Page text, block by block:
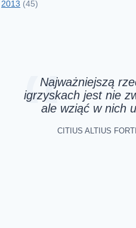
2013 (45)
Najważniejszą
igrzyskach jest nie
ale wziąć w nich
CITIUS ALTIUS